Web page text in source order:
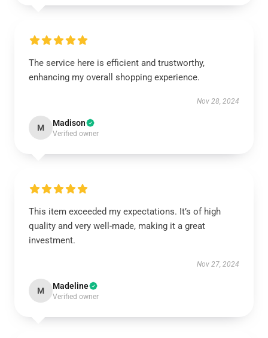
The service here is efficient and trustworthy,
enhancing my overall shopping experience.
Nov 28, 2024
M Madison
Verified owner
This item exceeded my expectations. It’s of high
quality and very well-made, making it a great
investment.
Nov 27, 2024
M Madeline
Verified owner